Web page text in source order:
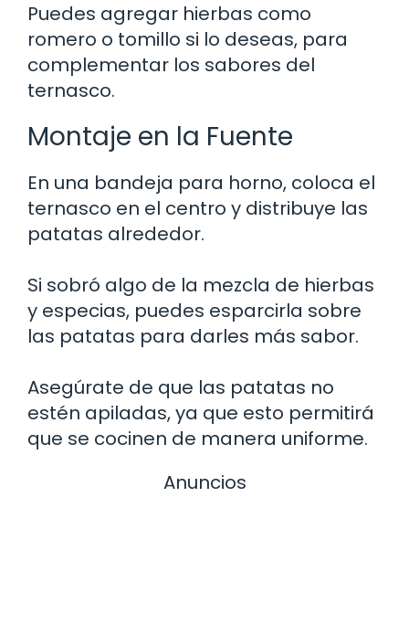
Puedes agregar hierbas como
romero o tomillo si lo deseas, para
complementar los sabores del
ternasco.
Montaje en la Fuente
En una bandeja para horno, coloca el
ternasco en el centro y distribuye las
patatas alrededor.
Si sobró algo de la mezcla de hierbas
y especias, puedes esparcirla sobre
las patatas para darles más sabor.
Asegúrate de que las patatas no
estén apiladas, ya que esto permitirá
que se cocinen de manera uniforme.
Anuncios